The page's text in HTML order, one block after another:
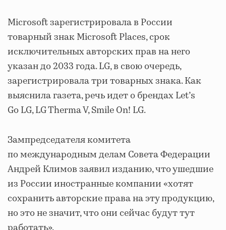
Microsoft зарегистрировала в России
товарный знак Microsoft Places, срок
исключительных авторских прав на него
указан до 2033 года. LG, в свою очередь,
зарегистрировала три товарных знака. Как
выяснила газета, речь идет о брендах Let’s
Go LG, LG Therma V, Smile On! LG.
Зампредседателя комитета
по международным делам Совета Федерации
Андрей Климов заявил изданию, что ушедшие
из России иностранные компании «хотят
сохранить авторские права на эту продукцию,
но это не значит, что они сейчас будут тут